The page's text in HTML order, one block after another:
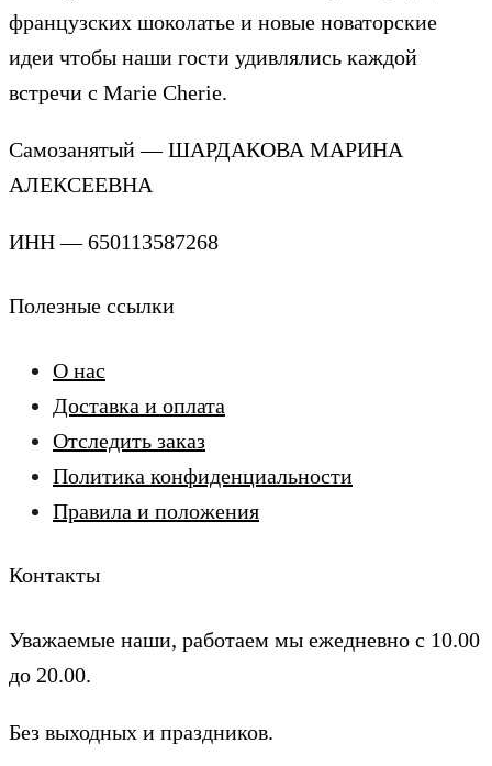
французских шоколатье и новые новаторские
идеи чтобы наши гости удивлялись каждой
встречи с Marie Cherie.
Самозанятый — ШАРДАКОВА МАРИНА
АЛЕКСЕЕВНА
ИНН — 650113587268
Полезные ссылки
О нас
Доставка и оплата
Отследить заказ
Политика конфиденциальности
Правила и положения
Контакты
Уважаемые наши, работаем мы ежедневно с 10.00
до 20.00.
Без выходных и праздников.